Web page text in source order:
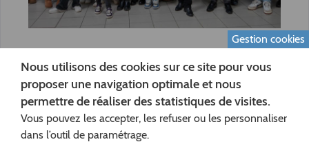
12 février 2026
Education
CHASSE AU GASPI : LES COLLÈGES
RELÈVENT LE DÉFI
Gestion cookies
Nous utilisons des cookies sur ce site pour vous
proposer une navigation optimale et nous
permettre de réaliser des statistiques de visites.
Vous pouvez les accepter, les refuser ou les personnaliser
dans l’outil de paramétrage.